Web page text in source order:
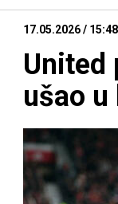
17.05.2026 /
United
ušao